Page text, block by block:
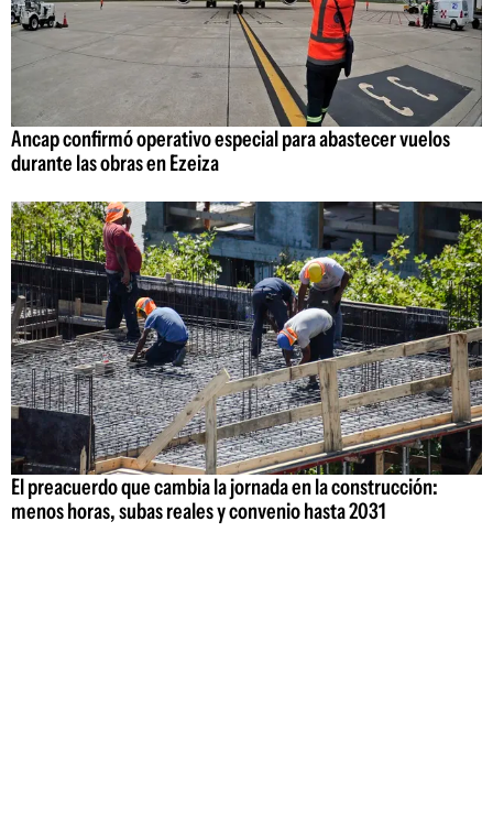
Ancap confirmó operativo especial para abastecer vuelos
durante las obras en Ezeiza
El preacuerdo que cambia la jornada en la construcción:
menos horas, subas reales y convenio hasta 2031